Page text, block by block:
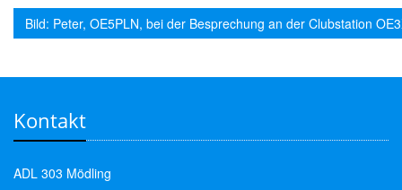
Bild: Peter, OE5PLN, bei der Besprechung an der Clubstation
Kontakt
ADL 303 Mödling